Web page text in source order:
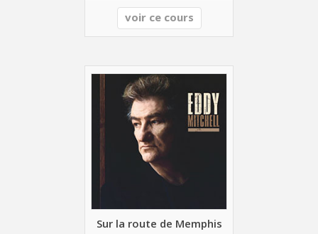
voir ce cours
Sur la route de Memphis